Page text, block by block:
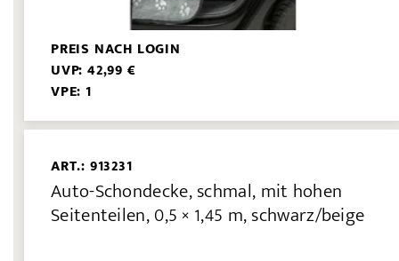
PREIS NACH LOGIN
UVP: 42,99 €
VPE: 1
ART.: 913231
Auto-Schondecke, schmal, mit hohen
Seitenteilen, 0,5 × 1,45 m, schwarz/beige